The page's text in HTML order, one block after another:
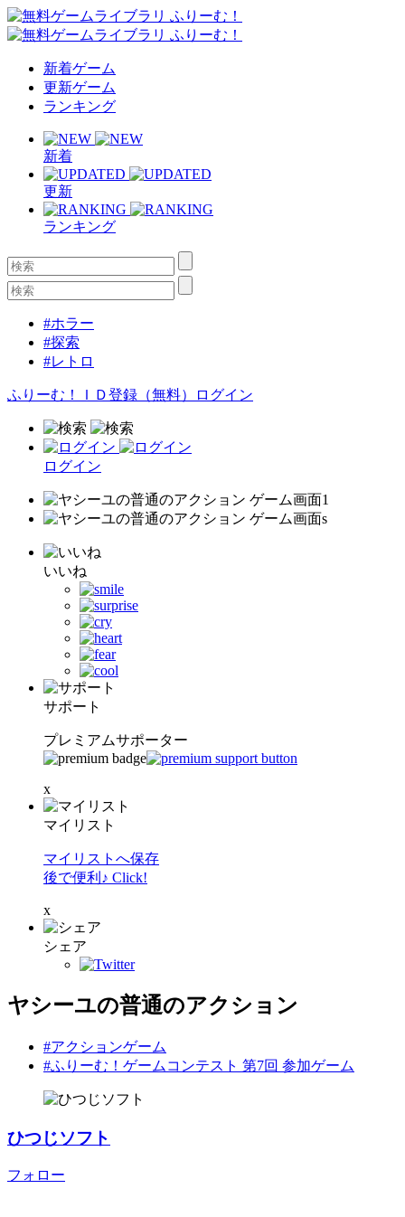
新着ゲーム
更新ゲーム
ランキング
新着
更新
ランキング
#ホラー
#探索
#レトロ
ふりーむ！ＩＤ登録（無料） ログイン
ログイン
いいね
サポート
プレミアムサポーター
x
マイリスト
マイリストへ保存
後で便利♪ Click!
x
シェア
ヤシーユの普通のアクション
#アクションゲーム
#ふりーむ！ゲームコンテスト 第7回 参加ゲーム
ひつじソフト
フォロー